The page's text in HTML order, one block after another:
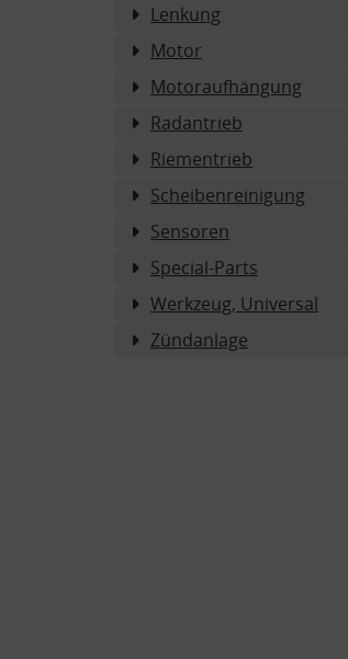
Lenkung
Motor
Motoraufhängung
Radantrieb
Riementrieb
Scheibenreinigung
Sensoren
Special-Parts
Werkzeug, Universal
Zündanlage